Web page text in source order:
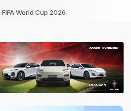
›FIFA World Cup 2026›